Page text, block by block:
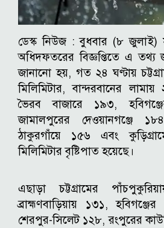
ডেস্ক নিউজ :বুধবার (৮ জুলাই)
অধিদফতরের বিজ্ঞপ্তিতে এ
জানানো হয়, গত ২৪ ঘণ্টায়
মিলিমিটার, বান্দরবানের
ভৈরব বাজারে ১৯৩,
জামালপুরের দেওয়ানগঞ্জে
ঠাকুরগাঁয়ে ১৫৬ এবং
মিলিমিটার বৃষ্টিপাত হয়েছে।
এছাড়া চট্টগ্রামের
ব্রাহ্মণবাড়িয়ায় ১৩১,
শেরপুর-সিলেট ১২৮, রংপুরের